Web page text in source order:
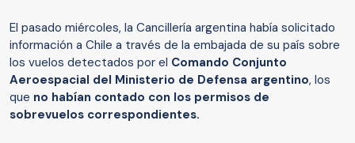
El pasado miércoles, la Cancillería argentina había solicitado
información a Chile a través de la embajada de su país sobre
los vuelos detectados por el Comando Conjunto
Aeroespacial del Ministerio de Defensa argentino, los
que no habían contado con los permisos de
sobrevuelos correspondientes.